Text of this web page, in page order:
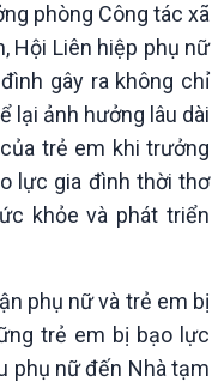
phòng Công tác xã
Hội Liên hiệp phụ nữ
gây ra không chỉ
lại ảnh hưởng lâu dài
trẻ em khi trưởng
lực gia đình thời thơ
khỏe và phát triển
phụ nữ và trẻ em bị
trẻ em bị bạo lực
phụ nữ đến Nhà tạm